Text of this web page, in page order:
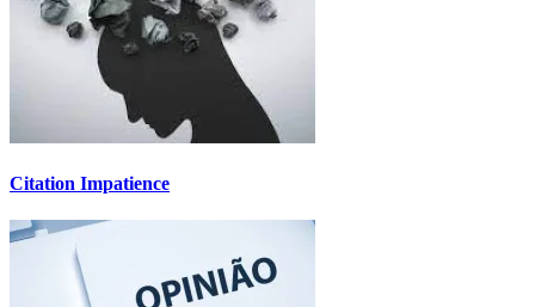
Citation Impatience